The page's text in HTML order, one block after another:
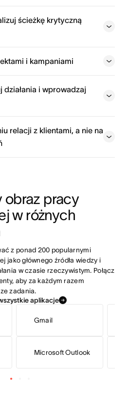
zadania do wielu projektów,
tam, gdzie wykonywana
ścieżkę krytyczną
i kampaniami
zespołów marketingowych
i wprowadzaj
relacji z klientami, a nie na
zarządzania klientami firmy
obraz pracy
w różnych
z ponad 200 popularnymi
jako głównego źródła wiedzy i
w czasie rzeczywistym. Połącz
aby za każdym razem
zadania.
aplikacje
Gmail
Microsoft Outlook